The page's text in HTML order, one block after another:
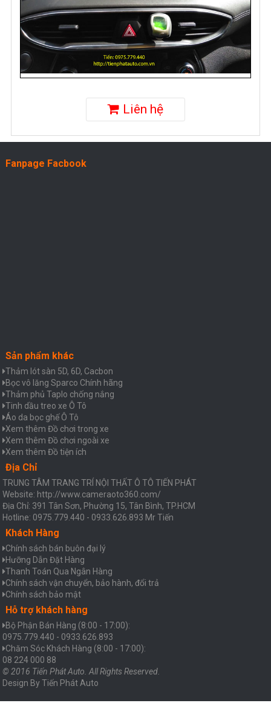
Liên hệ
Fanpage Facbook
Sản phẩm khác
Thảm lót sàn 5D, 6D, Cacbon
Bọc vô lăng Sparco Chính hãng
Thảm phủ Taplo chống nắng
Tinh dầu treo xe Ô Tô
Áo da bọc ghế Ô Tô
Xem thêm Đồ chơi trong xe
Xem thêm Đồ chơi ngoài xe
Xem thêm Đồ tiện ích
Địa Chỉ
TRUNG TÂM TRANG TRÍ NỘI THẤT Ô TÔ TIẾN PHÁT
Website: http://www.cameraoto360.com/
Địa Chỉ: 391 Tân Sơn, Phường 15, Tân Bình, TP.HCM
Hotline: 0975.779.440 - 0933.626.893 Mr Tiến
Khách Hàng
Chính sách bán buôn đại lý
Hưỡng Dẫn Đặt Hàng
Thanh Toán Qua Ngân Hàng
Chính sách vận chuyển, bảo hành, đổi trả
Chính sách bảo mật
Hỗ trợ khách hàng
Bộ Phận Bán Hàng (8:00 - 17:00):
0975.779.440 - 0933.626.893
Chăm Sóc Khách Hàng (8:00 - 17:00):
08 224 000 88
© 2016 Tiến Phát Auto. All Rights Reserved.
Design ByTiến Phát Auto